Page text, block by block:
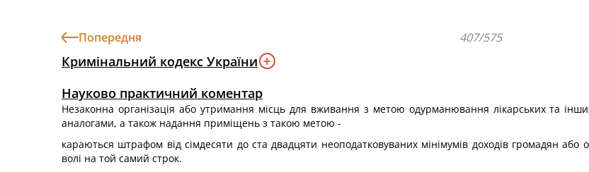
Попередня 407/575
Кримінальний кодекс України
Науково практичний коментар
Незаконна організація або утримання місць для вживання з метою одурма­нювання лікарських та
аналогами, а також надання приміщень з такою метою -
караються штрафом від сімдесяти до ста двадцяти неоподатковуваних міні­мумів доходів громадян
волі на той самий строк.